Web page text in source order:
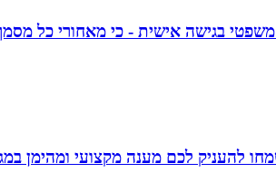
משפטי בגישה אישית - כי מאחורי כל
להעניק לכם מענה מקצועי ומהימן